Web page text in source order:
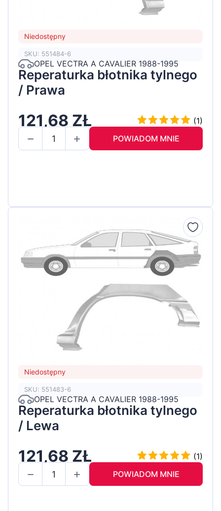
Niedostępny
SKU: 551484-6
OPEL VECTRA A CAVALIER 1988-1995
Reperaturka błotnika tylnego
/ Prawa
121,68 ZŁ
(1)
POWIADOM MNIE
Niedostępny
SKU: 551483-6
OPEL VECTRA A CAVALIER 1988-1995
Reperaturka błotnika tylnego
/ Lewa
121,68 ZŁ
(1)
POWIADOM MNIE